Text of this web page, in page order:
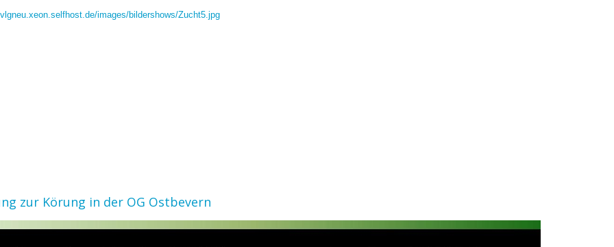
images/bildershows/Zucht5.jpg
zur Körung in der OG Ostbevern